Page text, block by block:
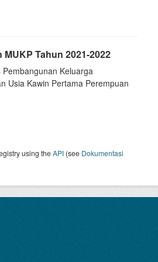
Tahun 2021-2022
Keluarga
Usia Kawin Pertama Perempuan
using theAPI (see Dokumentasi